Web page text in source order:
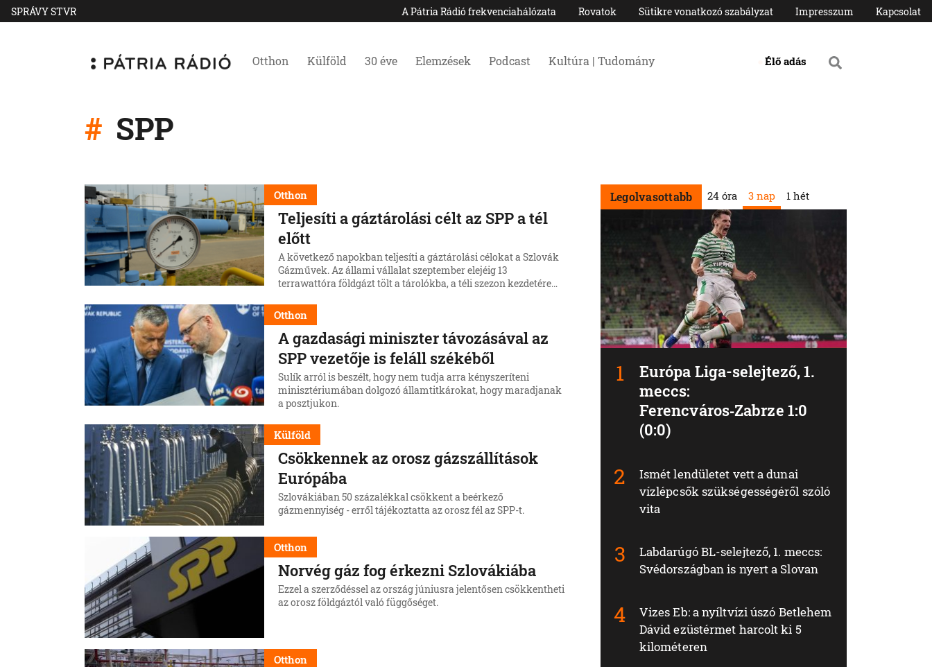
SPRÁVY STVR A Pátria Rádió frekvenciahálózata Rovatok Sütikre vonatkozó szabályzat Impresszum Kapcsolat
Otthon Külföld 30 éve Elemzések Podcast Kultúra | Tudomány Élő adás
SPP
Otthon
Teljesíti a gáztárolási célt az SPP a tél
előtt
A következő napokban teljesíti a gáztárolási célokat a Szlovák
Gázművek. Az állami vállalat szeptember elejéig 13
terrawattóra földgázt tölt a tárolókba, a téli szezon kezdetére
Otthon
A gazdasági miniszter távozásával az
SPP vezetője is feláll székéből
Sulík arról is beszélt, hogy nem tudja arra kényszeríteni
minisztériumában dolgozó államtitkárokat, hogy maradjanak
a posztjukon.
Külföld
Csökkennek az orosz gázszállítások
Európába
Szlovákiában 50 százalékkal csökkent a beérkező
gázmennyiség - erről tájékoztatta az orosz fél az SPP-t.
Otthon
Norvég gáz fog érkezni Szlovákiába
Ezzel a szerződéssel az ország júniusra jelentősen csökkentheti
az orosz földgáztól való függőséget.
Otthon
Legolvasottabb 24 óra 3 nap
Európa Liga-selejtező, 1.
meccs:
Ferencváros‑Zabrze 1:0
(0:0)
Ismét lendületet vett a dunai
vízlépcsők szükségességéről szóló
vita
Labdarúgó BL-selejtező, 1. meccs:
Svédországban is nyert a Slovan
Vizes Eb: a nyíltvízi úszó Betlehem
Dávid ezüstérmet harcolt ki 5
kilométeren
1 hét